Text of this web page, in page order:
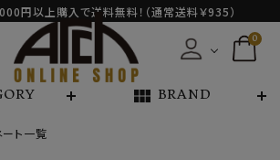
円以上購入で送料無料！（通常送料￥935）
0
view_module BRAND
ート一覧